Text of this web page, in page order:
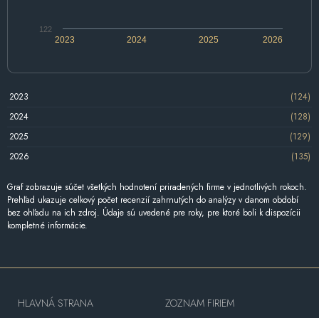
2024 2026
2023 2025
122
2023
(124)
2024
(128)
2025
(129)
2026
(135)
Graf zobrazuje súčet všetkých hodnotení priradených firme v jednotlivých rokoch.
Prehľad ukazuje celkový počet recenzií zahrnutých do analýzy v danom období
bez ohľadu na ich zdroj. Údaje sú uvedené pre roky, pre ktoré boli k dispozícii
kompletné informácie.
HLAVNÁ STRANA
ZOZNAM FIRIEM